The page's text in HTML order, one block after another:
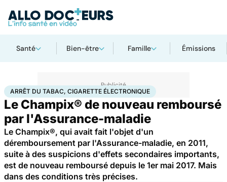
Santé Bien-être Famille Émissions
AccueilSantéMaladiesArrêt du tabac, cigarette électronique
ARRÊT DU TABAC, CIGARETTE ÉLECTRONIQUE
Le Champix® de nouveau remboursé
par l'Assurance-maladie
Le Champix®, qui avait fait l'objet d'un
déremboursement par l'Assurance-maladie, en 2011,
suite à des suspicions d'effets secondaires importants,
est de nouveau remboursé depuis le 1er mai 2017. Mais
dans des conditions très précises.